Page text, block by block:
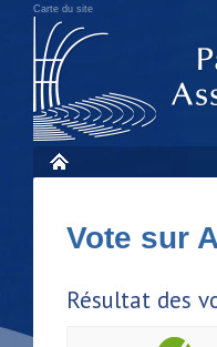
Carte du site
Vote sur
Résultat des